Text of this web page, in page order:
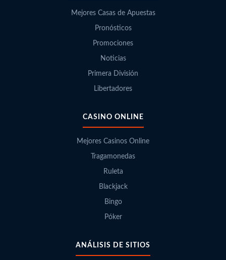
Mejores Casas de Apuestas
Pronósticos
Promociones
Noticias
Primera División
Libertadores
CASINO ONLINE
Mejores Casinos Online
Tragamonedas
Ruleta
Blackjack
Bingo
Póker
ANÁLISIS DE SITIOS